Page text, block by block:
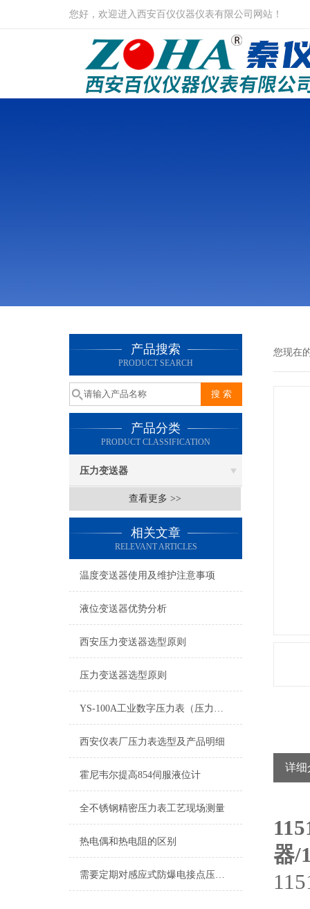
您好，欢迎进入西安百仪仪器仪表有限公司网站！
产品搜索
PRODUCT SEARCH
产品分类
PRODUCT CLASSIFICATION
压力变送器
查看更多 >>
相关文章
RELEVANT ARTICLES
温度变送器使用及维护注意事项
液位变送器优势分析
西安压力变送器选型原则
压力变送器选型原则
YS-100A工业数字压力表（压力变送器）
西安仪表厂压力表选型及产品明细
霍尼韦尔提高854伺服液位计
全不锈钢精密压力表工艺现场测量
热电偶和热电阻的区别
需要定期对感应式防爆电接点压力表进行检修维护
您现在
详细
器/